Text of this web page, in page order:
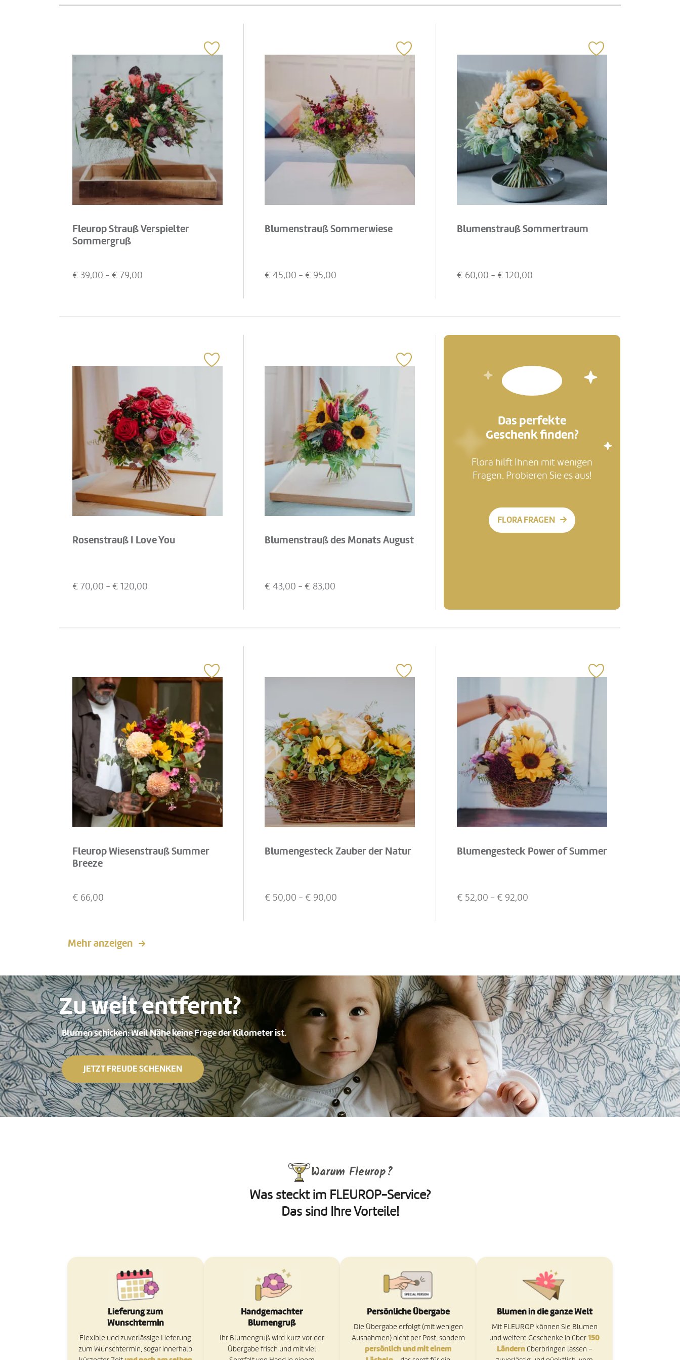
Fleurop Strauß Verspielter
Sommergruß
€ 39,00 - € 79,00
Blumenstrauß Sommerwiese
€ 45,00 - € 95,00
Blumenstrauß Sommertraum
€ 60,00 - € 120,00
Rosenstrauß I Love You
€ 70,00 - € 120,00
Blumenstrauß des Monats August
€ 43,00 - € 83,00
Das perfekte
Geschenk finden?
Flora hilft Ihnen mit wenigen
Fragen. Probieren Sie es aus!
FLORA FRAGEN
Fleurop Wiesenstrauß Summer
Breeze
€ 66,00
Blumengesteck Zauber der Natur
€ 50,00 - € 90,00
Blumengesteck Power of Summer
€ 52,00 - € 92,00
Mehr anzeigen
Zu weit entfernt?
Blumen schicken: Weil Nähe keine Frage der Kilometer ist.
JETZT FREUDE SCHENKEN
Warum Fleurop?
Was steckt im FLEUROP-Service?
Das sind Ihre Vorteile!
Lieferung zum
Wunschtermin
Flexible und zuverlässige Lieferung
zum Wunschtermin, sogar innerhalb
Handgemachter
Blumengruß
Ihr Blumengruß wird kurz vor der
Übergabe frisch und mit viel
Persönliche Übergabe
Die Übergabe erfolgt (mit wenigen
Ausnahmen) nicht per Post, sondern
persönlich und mit einem
Blumen in die ganze Welt
Mit FLEUROP können Sie Blumen
und weitere Geschenke in über150
Ländernüberbringen lassen –